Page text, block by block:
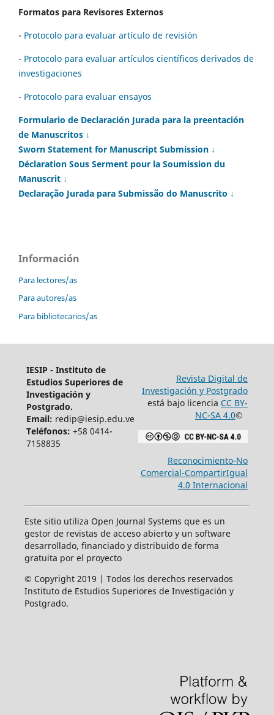
Formatos para Revisores Externos
- Protocolo para evaluar artículo de revisión
- Protocolo para evaluar artículos científicos derivados de
investigaciones
- Protocolo para evaluar ensayos
Formulario de Declaración Jurada para la preentación
de Manuscritos ↓
Sworn Statement for Manuscript Submission ↓
Déclaration Sous Serment pour la Soumission du
Manuscrit ↓
Declaração Jurada para Submissão do Manuscrito ↓
Información
Para lectores/as
Para autores/as
Para bibliotecarios/as
IESIP - Instituto de
Estudios Superiores de
Investigación y
Postgrado.
Email: redip@iesip.edu.ve
Teléfonos: +58 0414-
7158835
Revista Digital de
Investigación y Postgrado
está bajo licencia CC BY-
NC-SA 4.0©
Reconocimiento-No
Comercial-CompartirIgual
4.0 Internacional
Este sitio utiliza Open Journal Systems que es un
gestor de revistas de acceso abierto y un software
desarrollado, financiado y distribuido de forma
gratuita por el proyecto
© Copyright 2019 | Todos los derechos reservados
Instituto de Estudios Superiores de Investigación y
Postgrado.